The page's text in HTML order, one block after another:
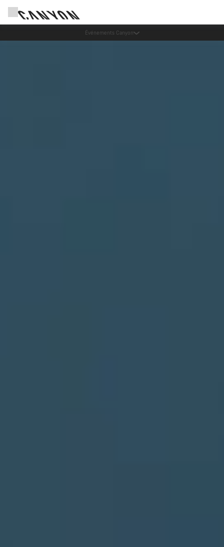
Canyon Factory Service Rotselaar